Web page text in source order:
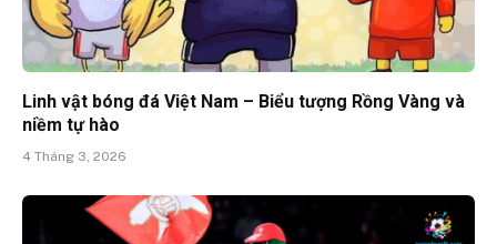
Linh vật bóng đá Việt Nam – Biểu tượng Rồng Vàng và
niềm tự hào
4 Tháng 3, 2026